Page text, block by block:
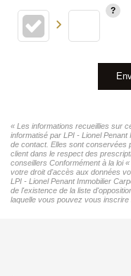
« Les informations recueillies sur
informatisé par LPI - Lionel
de contact. Elles sont conservées
client dans le respect des
conseillers Conformément à la loi
votre droit d'accès aux données
LPI - Lionel Penant Immobilier
de l'existence de la liste
laquelle vous pouvez vous inscrire